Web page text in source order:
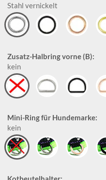
Stahl vernickelt
Zusatz-Halbring vorne (B):
kein
Mini-Ring für Hundemarke:
kein